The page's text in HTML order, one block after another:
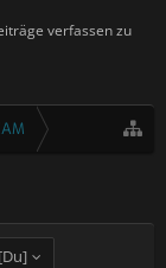
verfassen zu